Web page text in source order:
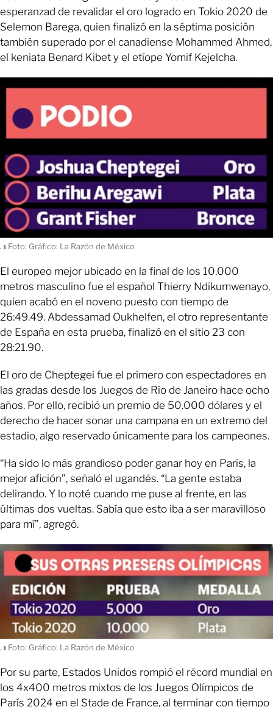
esperanzad de revalidar el oro logrado en Tokio 2020 de
Selemon Barega, quien finalizó en la séptima posición
también superado por el canadiense Mohammed Ahmed,
el keniata Benard Kibet y el etíope Yomif Kejelcha.
. ı Foto: Gráfico: La Razón de México
El europeo mejor ubicado en la final de los 10,000
metros masculino fue el español Thierry Ndikumwenayo,
quien acabó en el noveno puesto con tiempo de
26:49.49. Abdessamad Oukhelfen, el otro representante
de España en esta prueba, finalizó en el sitio 23 con
28:21.90.
El oro de Cheptegei fue el primero con espectadores en
las gradas desde los Juegos de Río de Janeiro hace ocho
años. Por ello, recibió un premio de 50.000 dólares y el
derecho de hacer sonar una campana en un extremo del
estadio, algo reservado únicamente para los campeones.
“Ha sido lo más grandioso poder ganar hoy en París, la
mejor afición”, señaló el ugandés. “La gente estaba
delirando. Y lo noté cuando me puse al frente, en las
últimas dos vueltas. Sabía que esto iba a ser maravilloso
para mí”, agregó.
. ı Foto: Gráfico: La Razón de México
Por su parte, Estados Unidos rompió el récord mundial en
los 4x400 metros mixtos de los Juegos Olímpicos de
París 2024 en el Stade de France, al terminar con tiempo